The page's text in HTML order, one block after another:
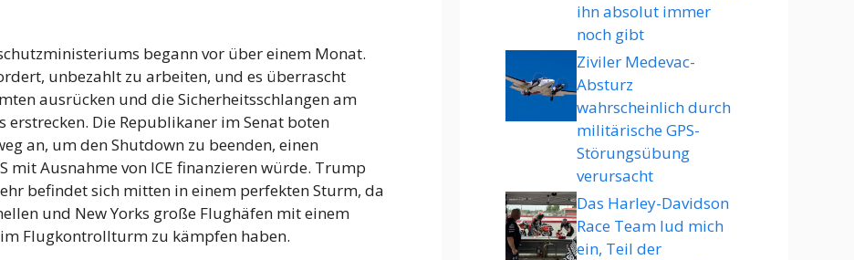
begann vor über einem Monat.
unbezahlt zu arbeiten, und es überrascht
ausrücken und die Sicherheitsschlangen am
Die Republikaner im Senat boten
an, um den Shutdown zu beenden, einen
mit Ausnahme von ICE finanzieren würde. Trump
befindet sich mitten in einem perfekten Sturm, da
und New Yorks große Flughäfen mit einem
Flugkontrollturm zu kämpfen haben.
ihn absolut immer
noch gibt
Ziviler Medevac-
Absturz
wahrscheinlich durch
militärische GPS-
Störungsübung
verursacht
Das Harley-Davidson
Race Team lud mich
ein, Teil der